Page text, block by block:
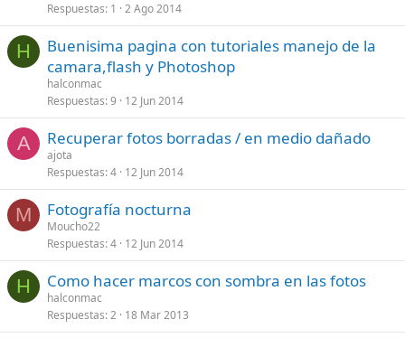
Respuestas 1 2 Ago 2014
H
Buenisima pagina con tutoriales manejo de la
camara,flash y Photoshop
halconmac
Respuestas 9 12 Jun 2014
A Recuperar fotos borradas / en medio dañado
ajota
Respuestas 4 12 Jun 2014
M Fotografía nocturna
Moucho22
Respuestas 4 12 Jun 2014
H Como hacer marcos con sombra en las fotos
halconmac
Respuestas 2 18 Mar 2013